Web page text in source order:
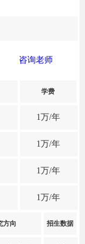
咨询老师
学费
1万/年
1万/年
1万/年
1万/年
方向 招生数据